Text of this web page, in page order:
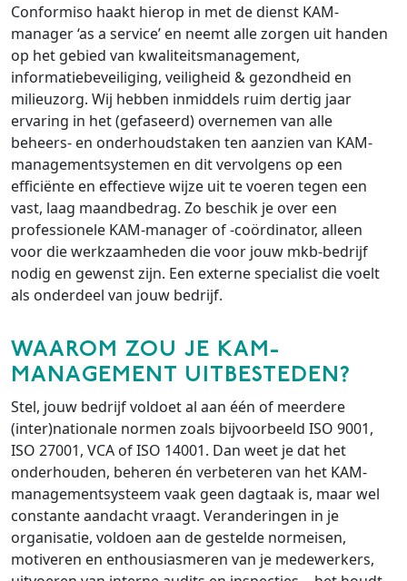
Conformiso haakt hierop in met de dienst KAM-
manager ‘as a service’ en neemt alle zorgen uit handen
op het gebied van kwaliteitsmanagement,
informatiebeveiliging, veiligheid & gezondheid en
milieuzorg. Wij hebben inmiddels ruim dertig jaar
ervaring in het (gefaseerd) overnemen van alle
beheers- en onderhoudstaken ten aanzien van KAM-
managementsystemen en dit vervolgens op een
efficiënte en effectieve wijze uit te voeren tegen een
vast, laag maandbedrag. Zo beschik je over een
professionele KAM-manager of -coördinator, alleen
voor die werkzaamheden die voor jouw mkb-bedrijf
nodig en gewenst zijn. Een externe specialist die voelt
als onderdeel van jouw bedrijf.
WAAROM ZOU JE KAM-
MANAGEMENT UITBESTEDEN?
Stel, jouw bedrijf voldoet al aan één of meerdere
(inter)nationale normen zoals bijvoorbeeld ISO 9001,
ISO 27001, VCA of ISO 14001. Dan weet je dat het
onderhouden, beheren én verbeteren van het KAM-
managementsysteem vaak geen dagtaak is, maar wel
constante aandacht vraagt. Veranderingen in je
organisatie, voldoen aan de gestelde normeisen,
motiveren en enthousiasmeren van je medewerkers,